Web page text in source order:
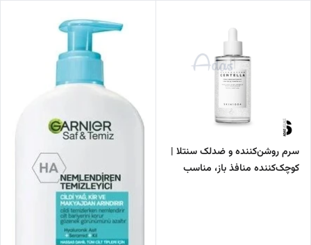
سرم روشن‌کننده و ضدلک سنتلا |
کوچک‌کننده منافذ باز، مناسب